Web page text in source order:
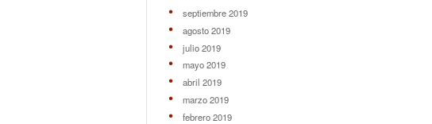
septiembre 2019
agosto 2019
julio 2019
mayo 2019
abril 2019
marzo 2019
febrero 2019